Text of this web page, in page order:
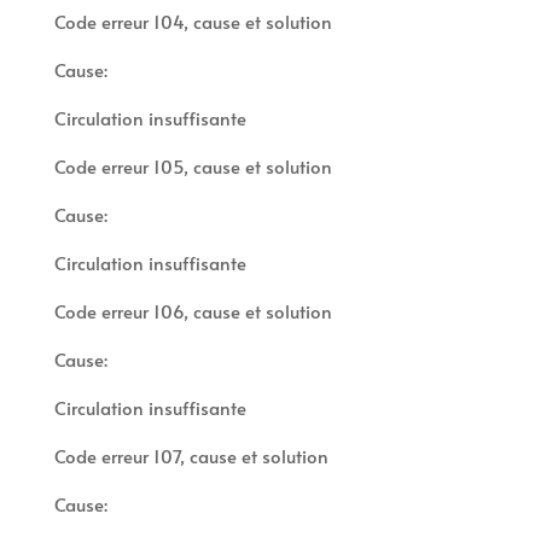
Code erreur 104, cause et solution
Cause:
Circulation insuffisante
Code erreur 105, cause et solution
Cause:
Circulation insuffisante
Code erreur 106, cause et solution
Cause:
Circulation insuffisante
Code erreur 107, cause et solution
Cause: